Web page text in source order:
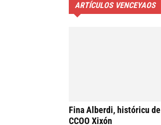
ARTÍCULOS VENCEYAOS
Fina Alberdi, históricu de
CCOO Xixón